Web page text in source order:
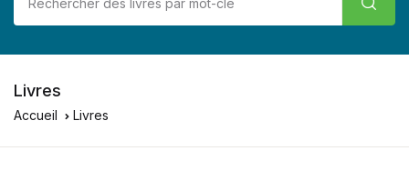
Livres
Accueil Livres